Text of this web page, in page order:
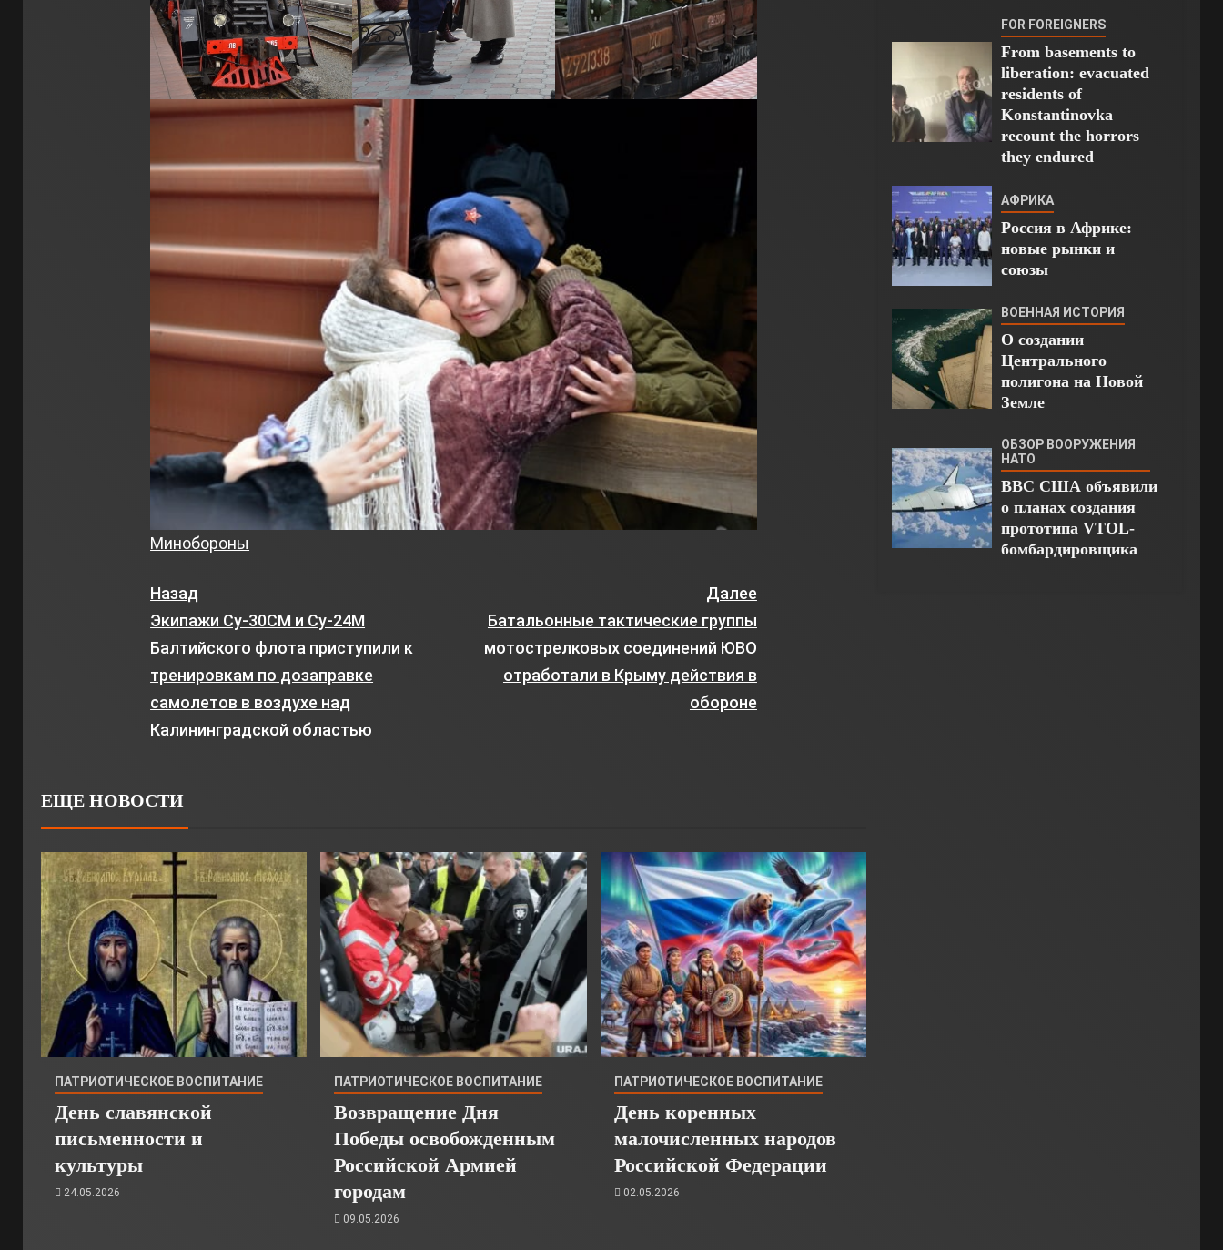
Минобороны
Назад
Экипажи Су-30СМ и Су-24М
Балтийского флота приступили к
тренировкам по дозаправке
самолетов в воздухе над
Калининградской областью
Далее
Батальонные тактические группы
мотострелковых соединений ЮВО
отработали в Крыму действия в
обороне
ЕЩЕ НОВОСТИ
ПАТРИОТИЧЕСКОЕ ВОСПИТАНИЕ
День славянской
письменности и
культуры
24.05.2026
ПАТРИОТИЧЕСКОЕ ВОСПИТАНИЕ
Возвращение Дня
Победы освобожденным
Российской Армией
городам
09.05.2026
ПАТРИОТИЧЕСКОЕ ВОСПИТАНИЕ
День коренных
малочисленных народов
Российской Федерации
02.05.2026
FOR FOREIGNERS
From basements to
liberation: evacuated
residents of
Konstantinovka
recount the horrors
they endured
АФРИКА
Россия в Африке:
новые рынки и
союзы
ВОЕННАЯ ИСТОРИЯ
О создании
Центрального
полигона на Новой
Земле
ОБЗОР ВООРУЖЕНИЯ
НАТО
ВВС США объявили
о планах создания
прототипа VTOL-
бомбардировщика